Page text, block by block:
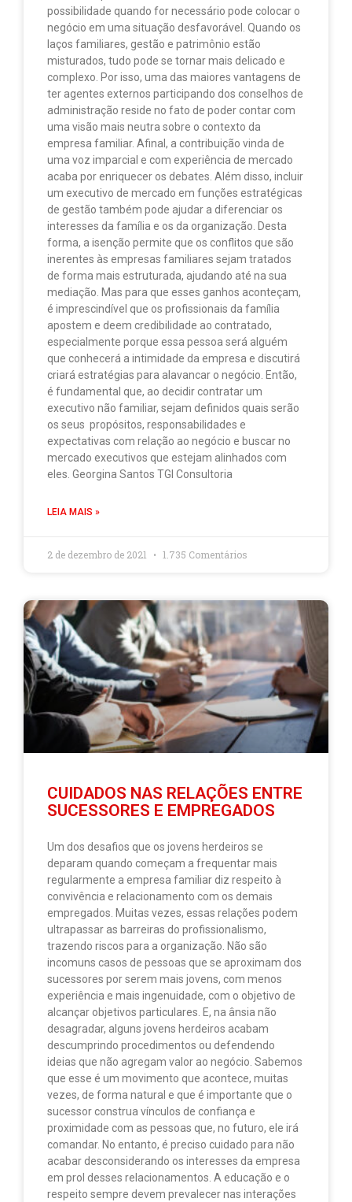
possibilidade quando for necessário pode colocar o
negócio em uma situação desfavorável. Quando os
laços familiares, gestão e patrimônio estão
misturados, tudo pode se tornar mais delicado e
complexo. Por isso, uma das maiores vantagens de
ter agentes externos participando dos conselhos de
administração reside no fato de poder contar com
uma visão mais neutra sobre o contexto da
empresa familiar. Afinal, a contribuição vinda de
uma voz imparcial e com experiência de mercado
acaba por enriquecer os debates. Além disso, incluir
um executivo de mercado em funções estratégicas
de gestão também pode ajudar a diferenciar os
interesses da família e os da organização. Desta
forma, a isenção permite que os conflitos que são
inerentes às empresas familiares sejam tratados
de forma mais estruturada, ajudando até na sua
mediação. Mas para que esses ganhos aconteçam,
é imprescindível que os profissionais da família
apostem e deem credibilidade ao contratado,
especialmente porque essa pessoa será alguém
que conhecerá a intimidade da empresa e discutirá
criará estratégias para alavancar o negócio. Então,
é fundamental que, ao decidir contratar um
executivo não familiar, sejam definidos quais serão
os seus propósitos, responsabilidades e
expectativas com relação ao negócio e buscar no
mercado executivos que estejam alinhados com
eles. Georgina Santos TGI Consultoria
LEIA MAIS »
2 de dezembro de 2021 1.735 Comentários
CUIDADOS NAS RELAÇÕES ENTRE
SUCESSORES E EMPREGADOS
Um dos desafios que os jovens herdeiros se
deparam quando começam a frequentar mais
regularmente a empresa familiar diz respeito à
convivência e relacionamento com os demais
empregados. Muitas vezes, essas relações podem
ultrapassar as barreiras do profissionalismo,
trazendo riscos para a organização. Não são
incomuns casos de pessoas que se aproximam dos
sucessores por serem mais jovens, com menos
experiência e mais ingenuidade, com o objetivo de
alcançar objetivos particulares. E, na ânsia não
desagradar, alguns jovens herdeiros acabam
descumprindo procedimentos ou defendendo
ideias que não agregam valor ao negócio. Sabemos
que esse é um movimento que acontece, muitas
vezes, de forma natural e que é importante que o
sucessor construa vínculos de confiança e
proximidade com as pessoas que, no futuro, ele irá
comandar. No entanto, é preciso cuidado para não
acabar desconsiderando os interesses da empresa
em prol desses relacionamentos. A educação e o
respeito sempre devem prevalecer nas interações